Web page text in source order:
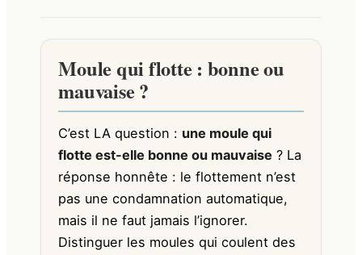
Moule qui flotte : bonne ou
mauvaise ?
C’est LA question : une moule qui
flotte est-elle bonne ou mauvaise ? La
réponse honnête : le flottement n’est
pas une condamnation automatique,
mais il ne faut jamais l’ignorer.
Distinguer les moules qui coulent des